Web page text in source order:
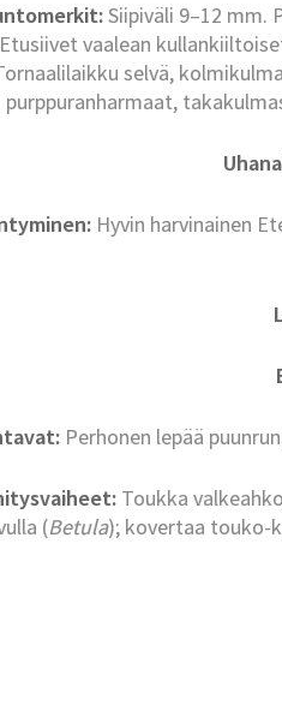
Siipiväli 9–12 mm.
vaalean
selvä,
purppuranharmaat,
Hyvin harvinainen
Perhonen lepää
Toukka
(Betula); kovertaa touko-